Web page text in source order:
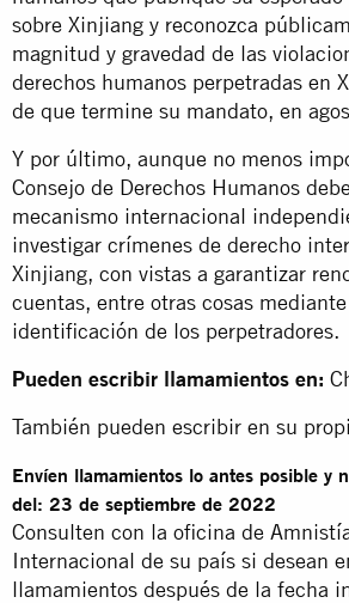
sobre Xinjiang y reconozca
magnitud y gravedad de las
derechos humanos perpetradas en
de que termine su mandato, en
Y por último, aunque no menos
Consejo de Derechos Humanos
mecanismo internacional
investigar crímenes de derecho
Xinjiang, con vistas a garantizar
cuentas, entre otras cosas
identificación de los perpetradores.
Pueden escribir llamamientos en:
También pueden escribir en su
Envíen llamamientos lo antes posible y
del: 23 de septiembre de 2022
Consulten con la oficina de
Internacional de su país si desean
llamamientos después de la fecha